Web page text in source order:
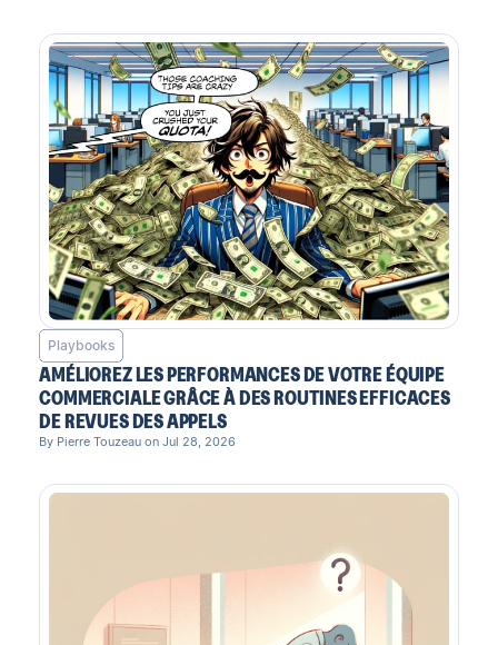
Playbooks
AMÉLIOREZ LES PERFORMANCES DE VOTRE ÉQUIPE
COMMERCIALE GRÂCE À DES ROUTINES EFFICACES
DE REVUES DES APPELS
By Pierre Touzeau on Jul 28, 2026